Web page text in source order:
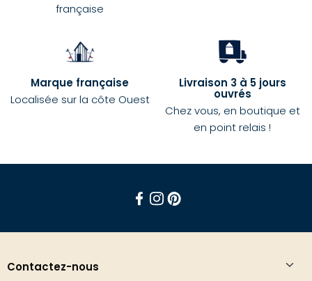
française
Marque française
Localisée sur la côte Ouest
Livraison 3 à 5 jours
ouvrés
Chez vous, en boutique et
en point relais !
Contactez-nous